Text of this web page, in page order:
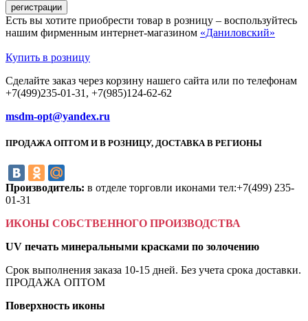
Есть вы хотите приобрести товар в розницу – воспользуйтесь
нашим фирменным интернет-магазином «Даниловский»
Купить в розницу
Сделайте заказ через корзину нашего сайта или по телефонам
+7(499)235-01-31, +7(985)124-62-62
msdm-opt@yandex.ru
ПРОДАЖА ОПТОМ И В РОЗНИЦУ, ДОСТАВКА В РЕГИОНЫ
Производитель: в отделе торговли иконами тел:+7(499) 235-
01-31
ИКОНЫ СОБСТВЕННОГО ПРОИЗВОДСТВА
UV печать минеральными красками по золочению
Срок выполнения заказа 10-15 дней. Без учета срока доставки.
ПРОДАЖА ОПТОМ
Поверхность иконы